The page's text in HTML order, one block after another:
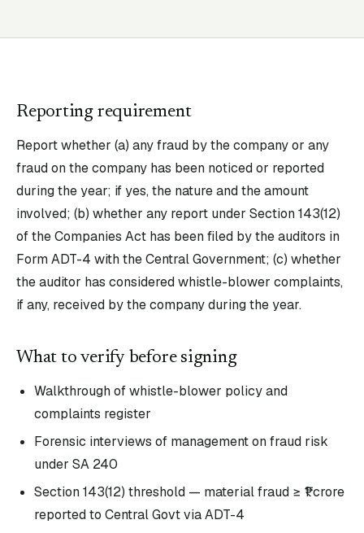
Reporting requirement
Report whether (a) any fraud by the company or any
fraud on the company has been noticed or reported
during the year; if yes, the nature and the amount
involved; (b) whether any report under Section 143(12)
of the Companies Act has been filed by the auditors in
Form ADT-4 with the Central Government; (c) whether
the auditor has considered whistle-blower complaints,
if any, received by the company during the year.
What to verify before signing
Walkthrough of whistle-blower policy and
complaints register
Forensic interviews of management on fraud risk
under SA 240
Section 143(12) threshold — material fraud ≥ ₹1 crore
reported to Central Govt via ADT-4